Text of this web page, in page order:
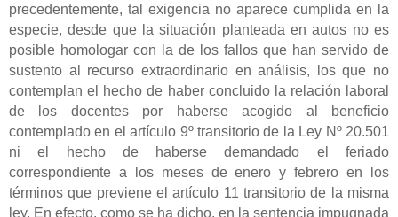
precedentemente, tal exigencia no aparece cumplida en la
especie, desde que la situación planteada en autos no es
posible homologar con la de los fallos que han servido de
sustento al recurso extraordinario en análisis, los que no
contemplan el hecho de haber concluido la relación laboral
de los docentes por haberse acogido al beneficio
contemplado en el artículo 9º transitorio de la Ley Nº 20.501
ni el hecho de haberse demandado el feriado
correspondiente a los meses de enero y febrero en los
términos que previene el artículo 11 transitorio de la misma
ley. En efecto, como se ha dicho, en la sentencia impugnada